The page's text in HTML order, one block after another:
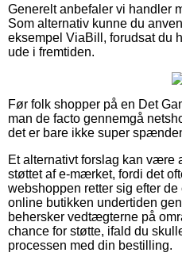
Generelt anbefaler vi handler
Som alternativ kunne du
eksempel ViaBill, forudsat du
ude i fremtiden.
Før folk shopper på en Det
man de facto gennemgå
det er bare ikke super
Et alternativt forslag kan være
støttet af e-mærket, fordi det
webshoppen retter sig efter
online butikken undertiden
behersker vedtægterne på
chance for støtte, ifald du
processen med din bestilling.